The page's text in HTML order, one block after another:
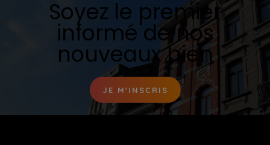
Soyez le premier
informé de nos
nouveaux bien
JE M'INSCRIS